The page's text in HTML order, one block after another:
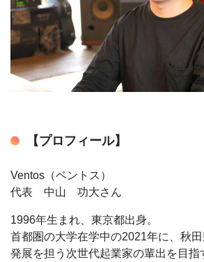
【プロフィール】
Ventos（ベントス）
代表 中山 功大さん
1996年生まれ、東京都出身。
首都圏の大学在学中の2021年に、秋
発展を担う次世代起業家の輩出を目指